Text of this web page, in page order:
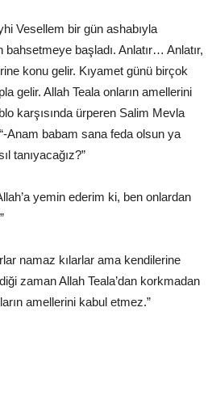
Vesellem bir gün ashabıyla
başladı. Anlatır… Anlatır,
konu gelir. Kıyamet günü birçok
gelir. Allah Teala onların amellerini
karşısında ürperen Salim Mevla
Anam babam sana feda olsun ya
tanıyacağız?”
yemin ederim ki, ben onlardan
namaz kılarlar ama kendilerine
zaman Allah Teala’dan korkmadan
amellerini kabul etmez.”